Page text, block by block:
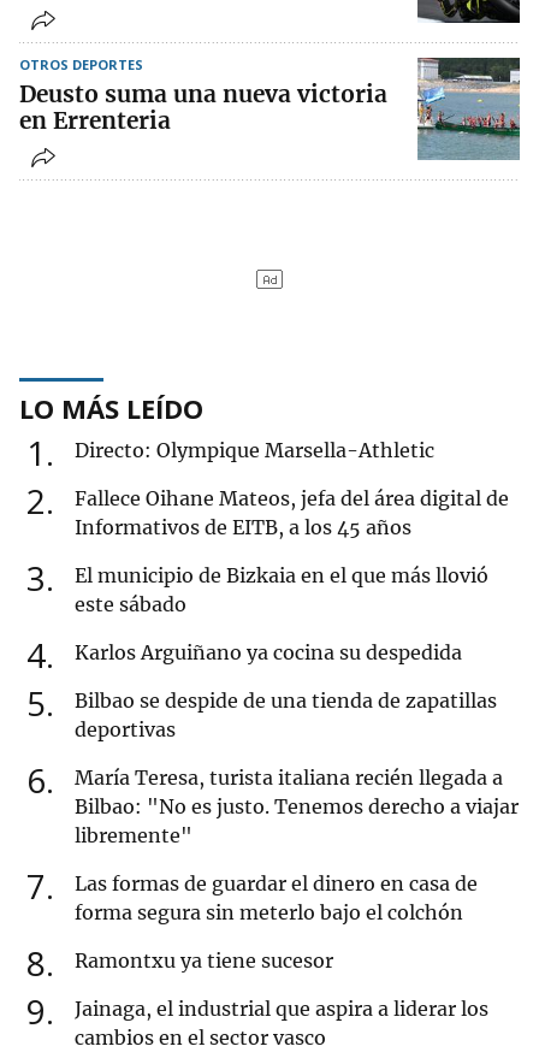
OTROS DEPORTES
Deusto suma una nueva victoria
en Errenteria
LO MÁS LEÍDO
1 Directo: Olympique Marsella-Athletic
2
Fallece Oihane Mateos, jefa del área digital de
Informativos de EITB, a los 45 años
3
El municipio de Bizkaia en el que más llovió
este sábado
4 Karlos Arguiñano ya cocina su despedida
5
Bilbao se despide de una tienda de zapatillas
deportivas
6
María Teresa, turista italiana recién llegada a
Bilbao: "No es justo. Tenemos derecho a viajar
libremente"
7
Las formas de guardar el dinero en casa de
forma segura sin meterlo bajo el colchón
8 Ramontxu ya tiene sucesor
9
Jainaga, el industrial que aspira a liderar los
cambios en el sector vasco